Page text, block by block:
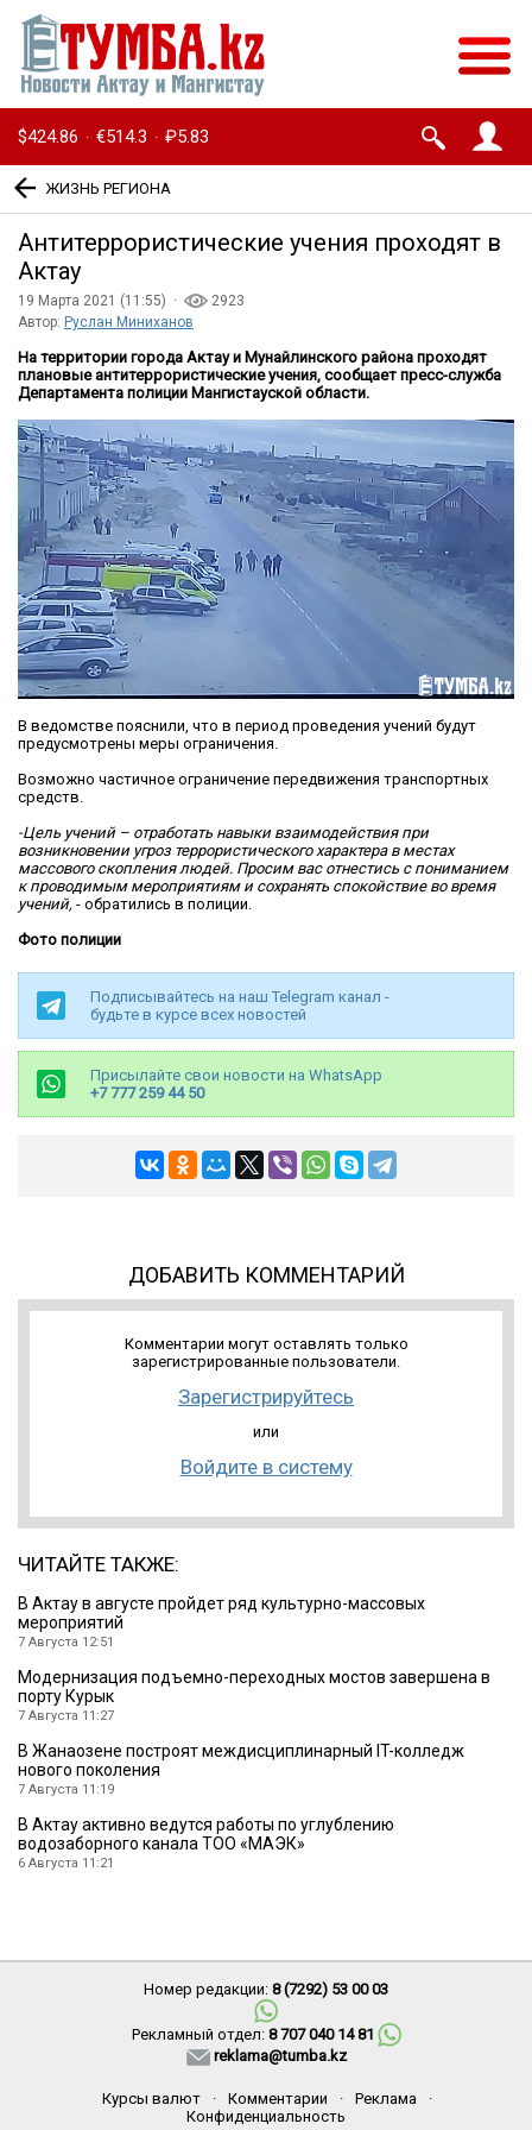
$424.86 · €514.3 · ₽5.83
ЖИЗНЬ РЕГИОНА
Антитеррористические учения проходят в
Актау
19 Марта 2021 (11:55) ·
2923
Автор: Руслан Миниханов
На территории города Актау и Мунайлинского района проходят
плановые антитеррористические учения, сообщает пресс-служба
Департамента полиции Мангистауской области.
В ведомстве пояснили, что в период проведения учений будут
предусмотрены меры ограничения.
Возможно частичное ограничение передвижения транспортных
средств.
-Цель учений – отработать навыки взаимодействия при
возникновении угроз террористического характера в местах
массового скопления людей. Просим вас отнестись с пониманием
к проводимым мероприятиям и сохранять спокойствие во время
учений, - обратились в полиции.
Фото полиции
Подписывайтесь на наш Telegram канал -
будьте в курсе всех новостей
Присылайте свои новости на WhatsApp
+7 777 259 44 50
ДОБАВИТЬ КОММЕНТАРИЙ
Комментарии могут оставлять только
зарегистрированные пользователи.
Зарегистрируйтесь
или
Войдите в систему
ЧИТАЙТЕ ТАКЖЕ:
В Актау в августе пройдет ряд культурно-массовых
мероприятий
7 Августа 12:51
Модернизация подъемно-переходных мостов завершена в
порту Курык
7 Августа 11:27
В Жанаозене построят междисциплинарный IT-колледж
нового поколения
7 Августа 11:19
В Актау активно ведутся работы по углублению
водозаборного канала ТОО «МАЭК»
6 Августа 11:21
Номер редакции: 8 (7292) 53 00 03
Рекламный отдел: 8 707 040 14 81
reklama@tumba.kz
Курсы валют · Комментарии · Реклама
·
Конфиденциальность